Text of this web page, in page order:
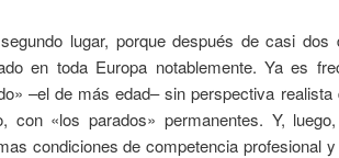
lugar, porque después de casi
en toda Europa notablemente. Ya es
–el de más edad– sin perspectiva
con «los parados» permanentes. Y,
condiciones de competencia profesional